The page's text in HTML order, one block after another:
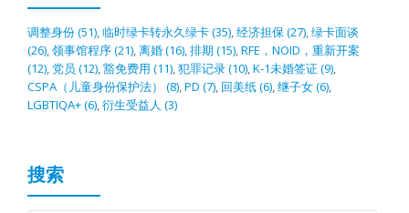
调整身份(51),临时绿卡转永久绿卡(35),经济担保(27),绿卡面谈
(26),领事馆程序(21),离婚(16),排期 (15),RFE，NOID，重新开案
(12), 党员 (12),豁免费用 (11),犯罪记录(10),K-1未婚签证(9),
CSPA（儿童身份保护法）
(8),PD (7), 回美纸(6),继子女(6),
LGBTIQA+(6),衍生受益人 (3)
搜索